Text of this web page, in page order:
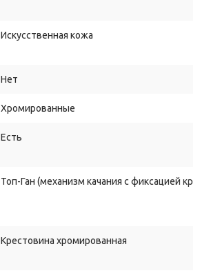
Искусственная кожа
Нет
Хромированные
Есть
Топ-Ган (механизм качания с фиксацией
Крестовина хромированная